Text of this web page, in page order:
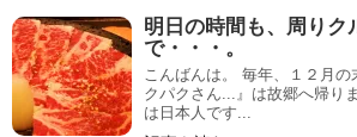
明日の時間も、周りク
で・・・。
こんばんは。 毎年、１２月
クパクさん...』は故郷へ帰り
は日本人です...